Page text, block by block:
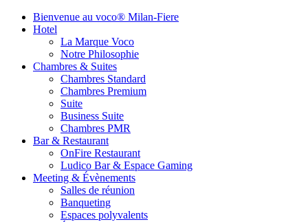
Bienvenue au voco® Milan-Fiere
Hotel
La Marque Voco
Notre Philosophie
Chambres & Suites
Chambres Standard
Chambres Premium
Suite
Business Suite
Chambres PMR
Bar & Restaurant
OnFire Restaurant
Ludico Bar & Espace Gaming
Meeting & Évènements
Salles de réunion
Banqueting
Espaces polyvalents